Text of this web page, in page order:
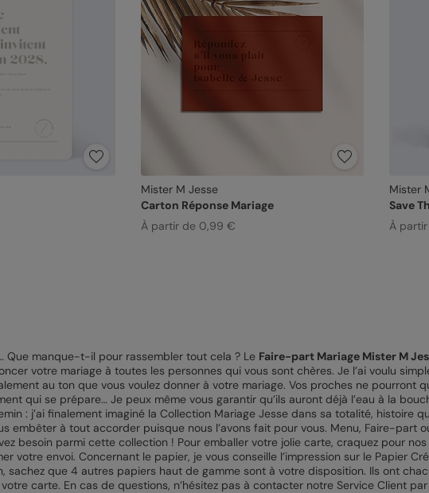
Mister M Jesse
Carton Réponse Mariage
À partir de 0,99 €
Mister
Save
À
Que manque-t-il pour rassembler tout cela ? Le Faire-part Mariage Mister M
votre mariage à toutes les personnes qui vous sont chères. Je l’ai voulu
au ton que vous voulez donner à votre mariage. Vos proches ne pourront
qui se prépare… Je peux même vous garantir qu’ils auront déjà l’eau à la
: j’ai finalement imaginé la Collection Mariage Jesse dans sa totalité, histoire
embêter à tout accorder puisque nous l’avons fait pour vous. Menu, Faire-part
besoin parmi cette collection ! Pour emballer votre jolie carte, craquez pour
votre envoi. Concernant le papier, je vous conseille l’impression sur le Papier
sachez que 4 autres papiers haut de gamme sont à votre disposition. Ils ont
carte. En cas de questions, n’hésitez pas à contacter notre Service Client